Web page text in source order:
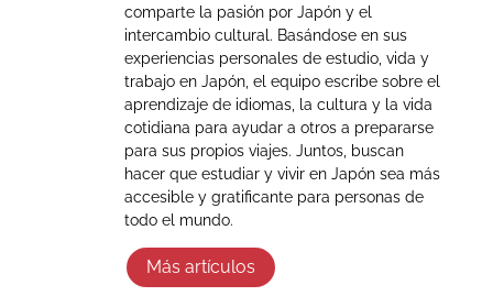
comparte la pasión por Japón y el
intercambio cultural. Basándose en sus
experiencias personales de estudio, vida y
trabajo en Japón, el equipo escribe sobre el
aprendizaje de idiomas, la cultura y la vida
cotidiana para ayudar a otros a prepararse
para sus propios viajes. Juntos, buscan
hacer que estudiar y vivir en Japón sea más
accesible y gratificante para personas de
todo el mundo.
Más artículos